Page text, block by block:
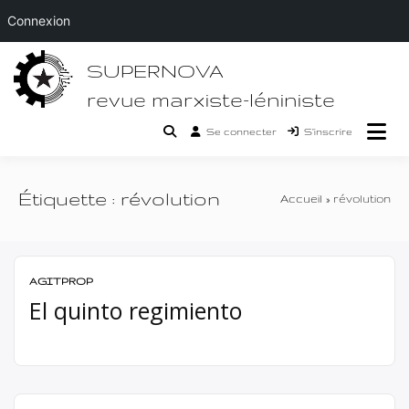
Passer
contenu
SUPERNOVA
revue marxiste-léniniste
Se connecter S’inscrire
Étiquette : révolution Accueil révolution
AGITPROP
El quinto regimiento
Connexion